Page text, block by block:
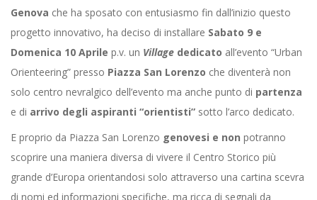
Genova che ha sposato con entusiasmo fin dall’inizio questo
progetto innovativo, ha deciso di installare Sabato 9 e
Domenica 10 Aprile p.v. un Village dedicato all’evento “Urban
Orienteering” presso Piazza San Lorenzo che diventerà non
solo centro nevralgico dell’evento ma anche punto di partenza
e di arrivo degli aspiranti “orientisti” sotto l’arco dedicato.
E proprio da Piazza San Lorenzo genovesi e non potranno
scoprire una maniera diversa di vivere il Centro Storico più
grande d’Europa orientandosi solo attraverso una cartina scevra
di nomi ed informazioni specifiche, ma ricca di segnali da